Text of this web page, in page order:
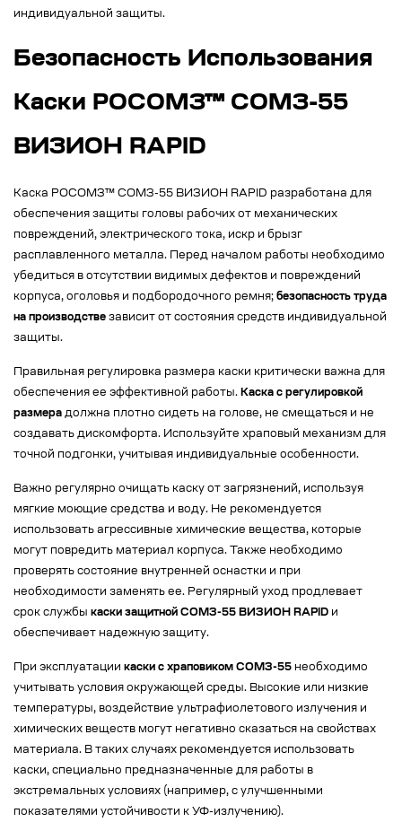
индивидуальной защиты.
Безопасность Использования
Каски РОСОМЗ™ СОМЗ-55
ВИЗИОН RAPID
Каска РОСОМЗ™ СОМЗ-55 ВИЗИОН RAPID разработана для
обеспечения защиты головы рабочих от механических
повреждений, электрического тока, искр и брызг
расплавленного металла. Перед началом работы необходимо
убедиться в отсутствии видимых дефектов и повреждений
корпуса, оголовья и подбородочного ремня; безопасность труда
на производстве зависит от состояния средств индивидуальной
защиты.
Правильная регулировка размера каски критически важна для
обеспечения ее эффективной работы. Каска с регулировкой
размера должна плотно сидеть на голове, не смещаться и не
создавать дискомфорта. Используйте храповый механизм для
точной подгонки, учитывая индивидуальные особенности.
Важно регулярно очищать каску от загрязнений, используя
мягкие моющие средства и воду. Не рекомендуется
использовать агрессивные химические вещества, которые
могут повредить материал корпуса. Также необходимо
проверять состояние внутренней оснастки и при
необходимости заменять ее. Регулярный уход продлевает
срок службы каски защитной СОМЗ-55 ВИЗИОН RAPID и
обеспечивает надежную защиту.
При эксплуатации каски с храповиком СОМЗ-55 необходимо
учитывать условия окружающей среды. Высокие или низкие
температуры, воздействие ультрафиолетового излучения и
химических веществ могут негативно сказаться на свойствах
материала. В таких случаях рекомендуется использовать
каски, специально предназначенные для работы в
экстремальных условиях (например, с улучшенными
показателями устойчивости к УФ-излучению).